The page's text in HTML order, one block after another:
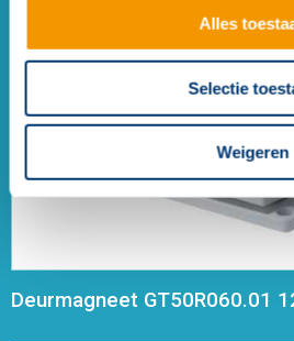
Alles
Selectie
Weigeren
Deurmagneet GT50R060.01